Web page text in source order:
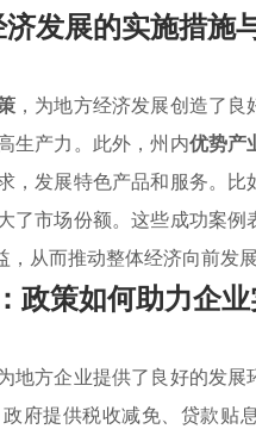
发展的实施措施
，为地方经济发展创造了
生产力。此外，州内优势产
，发展特色产品和服务。
了市场份额。这些成功案
从而推动整体经济向前发展
政策如何助力企
为地方企业提供了良好的发
府提供税收减免、贷款贴